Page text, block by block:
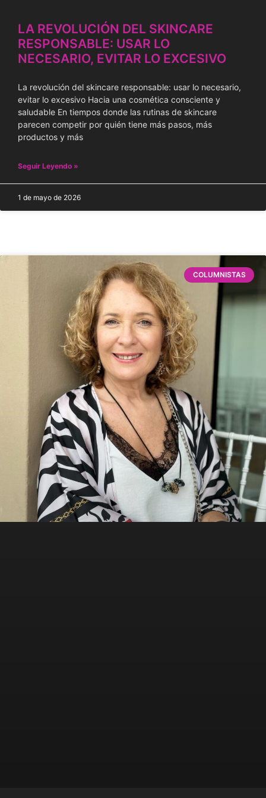
LA REVOLUCIÓN DEL SKINCARE
RESPONSABLE: USAR LO
NECESARIO, EVITAR LO EXCESIVO
La revolución del skincare responsable: usar lo necesario,
evitar lo excesivo Hacia una cosmética consciente y
saludable En tiempos donde las rutinas de skincare
parecen competir por quién tiene más pasos, más
productos y más
Seguir Leyendo »
1 de mayo de 2026
COLUMNISTAS